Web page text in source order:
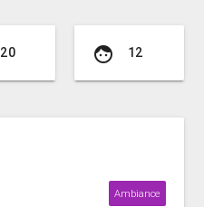
20 face 12
Ambiance